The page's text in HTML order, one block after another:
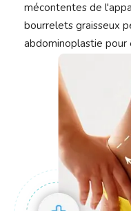
mécontentes de
bourrelets graisseux
abdominoplastie pour